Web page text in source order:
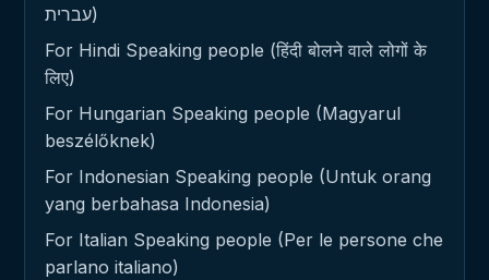
עברית)
For Hindi Speaking people (हिंदी बोलने वाले लोगों के
लिए)
For Hungarian Speaking people (Magyarul
beszélőknek)
For Indonesian Speaking people (Untuk orang
yang berbahasa Indonesia)
For Italian Speaking people (Per le persone che
parlano italiano)